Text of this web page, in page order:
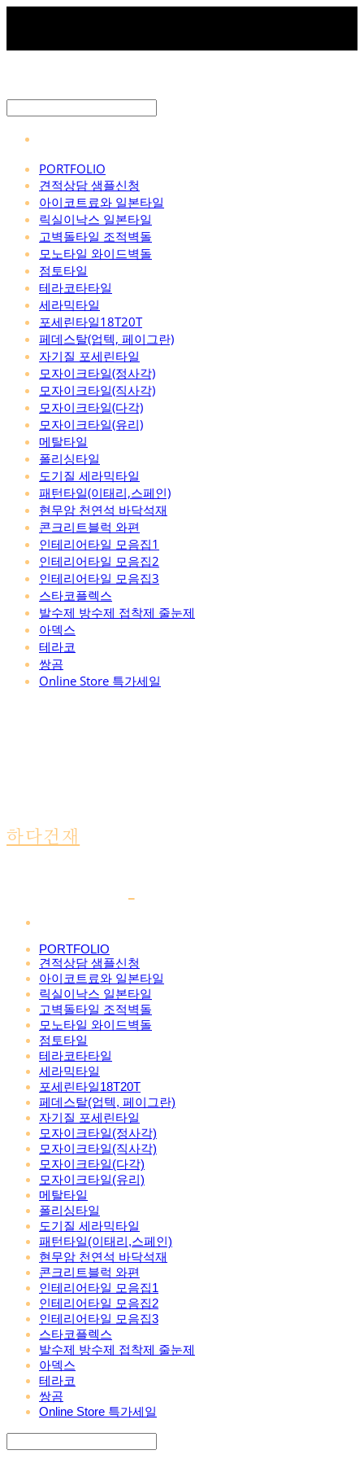
PORTFOLIO
견적상담 샘플신청
아이코트료와 일본타일
릭실이낙스 일본타일
고벽돌타일 조적벽돌
모노타일 와이드벽돌
점토타일
테라코타타일
세라믹타일
포세린타일18T20T
페데스탈(업텍, 페이그란)
자기질 포세린타일
모자이크타일(정사각)
모자이크타일(직사각)
모자이크타일(다각)
모자이크타일(유리)
메탈타일
폴리싱타일
도기질 세라믹타일
패턴타일(이태리,스페인)
현무암 천연석 바닥석재
콘크리트블럭 와편
인테리어타일 모음집1
인테리어타일 모음집2
인테리어타일 모음집3
스타코플렉스
발수제 방수제 접착제 줄눈제
아덱스
테라코
쌍곰
Online Store 특가세일
하다건재
PORTFOLIO
견적상담 샘플신청
아이코트료와 일본타일
릭실이낙스 일본타일
고벽돌타일 조적벽돌
모노타일 와이드벽돌
점토타일
테라코타타일
세라믹타일
포세린타일18T20T
페데스탈(업텍, 페이그란)
자기질 포세린타일
모자이크타일(정사각)
모자이크타일(직사각)
모자이크타일(다각)
모자이크타일(유리)
메탈타일
폴리싱타일
도기질 세라믹타일
패턴타일(이태리,스페인)
현무암 천연석 바닥석재
콘크리트블럭 와편
인테리어타일 모음집1
인테리어타일 모음집2
인테리어타일 모음집3
스타코플렉스
발수제 방수제 접착제 줄눈제
아덱스
테라코
쌍곰
Online Store 특가세일